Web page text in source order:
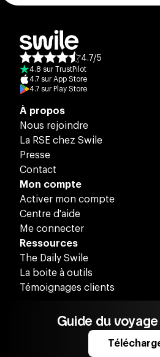
Guide du
Note moyenne des avis :
4.7/5
4.8 sur TrustPilot
4.7 sur App Store
4.7 sur Play Store
À propos
Nous rejoindre
La RSE chez Swile
Presse
Contact
Mon compte
Activer mon compte
Centre d'aide
Me connecter
Ressources
The Daily Swile
La boite à outils
Témoignages clients
Mentions légales